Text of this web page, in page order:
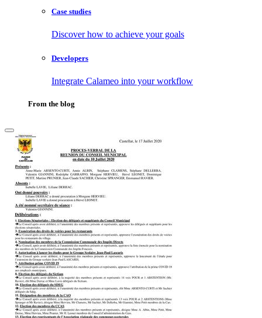
Case studies
Discover how to achieve your goals
Developers
Integrate Calameo into your workflow
From the blog